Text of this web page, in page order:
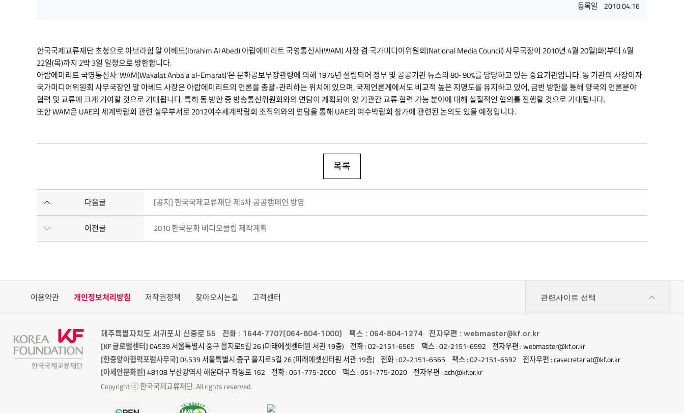
등록일 2010.04.16
한국국제교류재단 초청으로 아브라힘 알 아베드(Ibrahim Al Abed) 아랍에미리트 국영통신사(WAM) 사장 겸 국가미디어위원회(National Media Council) 사무국장이 2010년 4월 20일(화)부터 4월
22일(목)까지 2박 3일 일정으로 방한합니다.
아랍에미리트 국영통신사 'WAM(Wakalat Anba'a al-Emarat)'은 문화공보부장관령에 의해 1976년 설립되어 정부 및 공공기관 뉴스의 80~90%를 담당하고 있는 중요기관입니다. 동 기관의 사장이자
국가미디어위원회 사무국장인 알 아베드 사장은 아랍에미리트의 언론을 총괄-관리하는 위치에 있으며, 국제언론계에서도 비교적 높은 지명도를 유지하고 있어, 금번 방한을 통해 양국의 언론분야
협력 및 교류에 크게 기여할 것으로 기대됩니다. 특히 동 방한 중 방송통신위원회와의 면담이 계획되어 양 기관간 교류·협력 가능 분야에 대해 실질적인 협의를 진행할 것으로 기대됩니다.
또한 WAM은 UAE의 세계박람회 관련 실무부서로 2012여수세계박람회 조직위와의 면담을 통해 UAE의 여수박람회 참가에 관련된 논의도 있을 예정입니다.
목록
다음글 [공지] 한국국제교류재단 제5차 공공캠페인 방영
이전글 2010 한국문화 비디오클립 제작계획
이용약관 개인정보처리방침 저작권정책 찾아오시는길 고객센터 관련사이트 선택
제주특별자치도 서귀포시 신중로 55 전화 : 1644-7707(064-804-1000) 팩스 : 064-804-1274 전자우편 : webmaster@kf.or.kr
[KF 글로벌센터]04539 서울특별시 중구 을지로5길 26 (미래에셋센터원 서관 19층) 전화 : 02-2151-6565 팩스 : 02-2151-6592
전자우편 : webmaster@kf.or.kr
[한중앙아협력포럼사무국]04539 서울특별시 중구 을지로5길 26 (미래에셋센터원 서관 19층) 전화 : 02-2151-6565 팩스 : 02-2151-6592
전자우편 : casecretariat@kf.or.kr
[아세안문화원]48108 부산광역시 해운대구 좌동로 162 전화 : 051-775-2000 팩스 : 051-775-2020 전자우편 : ach@kf.or.kr
Copyright ⓒ 한국국제교류재단. All rights reserved.